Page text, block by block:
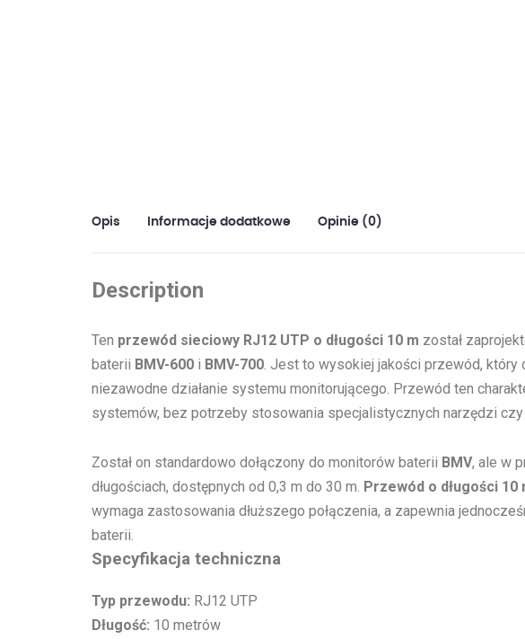
Opis Informacje dodatkowe Opinie (0)
Description
Ten przewód sieciowy RJ12 UTP o długości 10 m został
baterii BMV-600 i BMV-700. Jest to wysokiej jakości przewód, który
niezawodne działanie systemu monitorującego. Przewód ten
systemów, bez potrzeby stosowania specjalistycznych narzędzi
Został on standardowo dołączony do monitorów baterii BMV, ale w
długościach, dostępnych od 0,3 m do 30 m. Przewód o długości 10
wymaga zastosowania dłuższego połączenia, a zapewnia
baterii.
Specyfikacja techniczna
Typ przewodu: RJ12 UTP
Długość: 10 metrów